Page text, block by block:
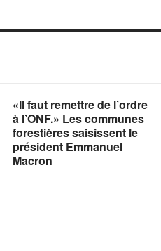
«Il faut remettre de l’ordre
à l’ONF.» Les communes
forestières saisissent le
président Emmanuel
Macron